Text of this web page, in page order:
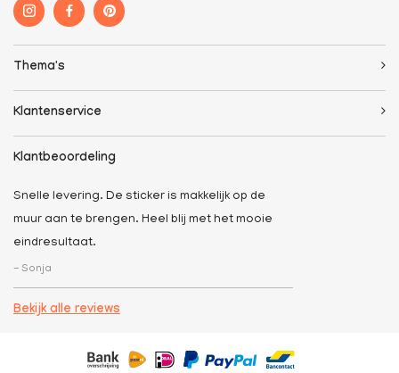
Thema's
Klantenservice
Klantbeoordeling
Snelle levering. De sticker is makkelijk op de
muur aan te brengen. Heel blij met het mooie
eindresultaat.
- Sonja
Bekijk alle reviews